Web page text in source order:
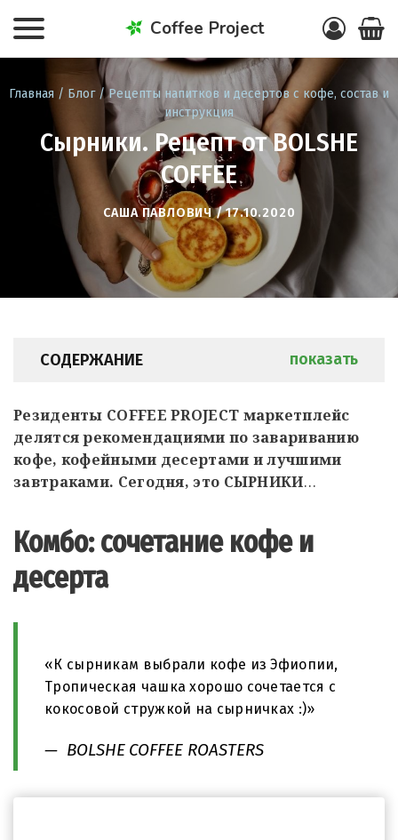
Coffee Project
Главная / Блог/Рецепты напитков и десертов с кофе, состав и
инструкция
Сырники. Рецепт от BOLSHE
COFFEE
САША ПАВЛОВИЧ / 17.10.2020
СОДЕРЖАНИЕ показать
Резиденты COFFEE PROJECT маркетплейс
делятся рекомендациями по завариванию
кофе, кофейными десертами и лучшими
завтраками. Сегодня, это СЫРНИКИ…
Комбо: сочетание кофе и
десерта
«К сырникам выбрали кофе из Эфиопии,
Тропическая чашка хорошо сочетается с
кокосовой стружкой на сырничках :)»
— BOLSHE COFFEE ROASTERS